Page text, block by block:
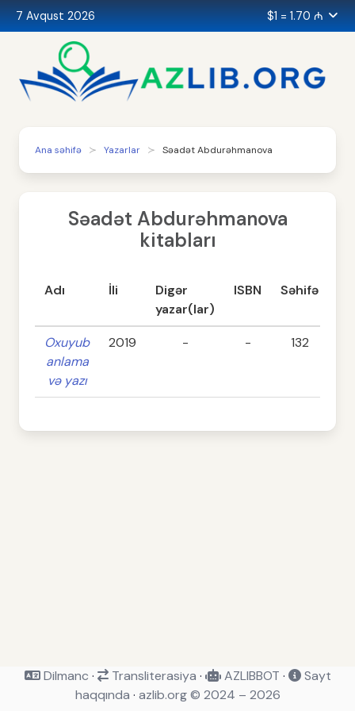
7 Avqust 2026 $1 = 1.70 ₼
Ana səhifə Yazarlar Səadət Abdurəhmanova
Səadət Abdurəhmanova
kitabları
Adı İli
Digər
yazar(lar)
ISBN Səhifə
Oxuyub
anlama
və yazı
2019 - - 132
Dilmanc · Transliterasiya · AZLIBBOT ·
Sayt
haqqında · azlib.org © 2024 – 2026